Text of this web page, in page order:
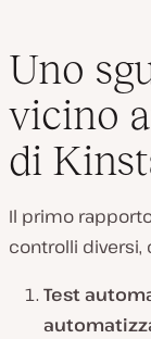
Uno
vicino
di
Il primo
controlli diversi,
Test